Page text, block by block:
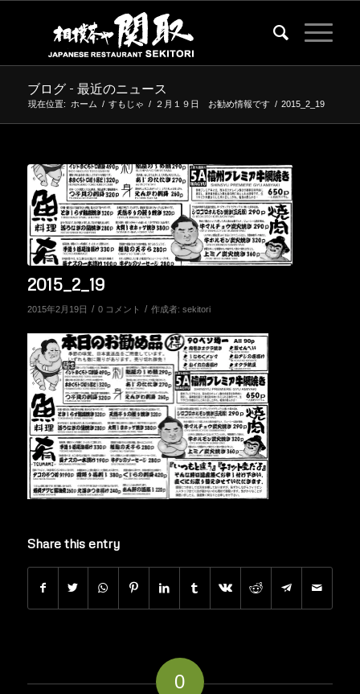
ブログ - 最近のニュース
現在位置: ホーム / すもじゃ / ２月１９日 お勧め情報です / 2015_2_19
2015_2_19
2015年2月19日 / 0 コメント / 作成者: sekitori
Share this entry
0